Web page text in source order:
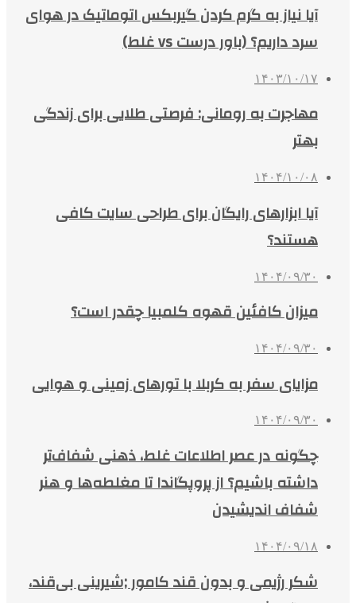
آیا نیاز به گرم کردن گیربکس اتوماتیک در هوای
سرد داریم؟ (باور درست vs غلط)
۱۴۰۳/۱۰/۱۷
مهاجرت به رومانی: فرصتی طلایی برای زندگی
بهتر
۱۴۰۴/۱۰/۰۸
آیا ابزارهای رایگان برای طراحی سایت کافی
هستند؟
۱۴۰۴/۰۹/۳۰
میزان کافئین قهوه کلمبیا چقدر است؟
۱۴۰۴/۰۹/۳۰
مزایای سفر به کربلا با تورهای زمینی و هوایی
۱۴۰۴/۰۹/۳۰
چگونه در عصر اطلاعات غلط، ذهنی شفاف‌تر
داشته باشیم؟ از پروپگاندا تا مغلطه‌ها و هنر
شفاف اندیشیدن
۱۴۰۴/۰۹/۱۸
شکر رژیمی و بدون قند کامور ;شیرینی بی‌قند،